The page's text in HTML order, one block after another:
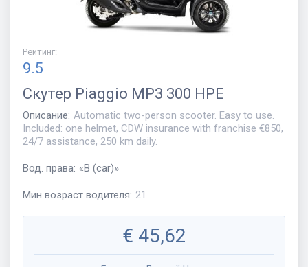
Рейтинг:
9.5
Скутер Piaggio MP3 300 HPE
Описание: Automatic two-person scooter. Easy to use.
Included: one helmet, CDW insurance with franchise €850,
24/7 assistance, 250 km daily.
Вод. права: «B (car)»
Мин возраст водителя: 21
€ 45,62